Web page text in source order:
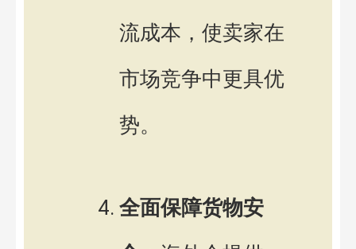
流成本，使卖家在
市场竞争中更具优
势。
全面保障货物安